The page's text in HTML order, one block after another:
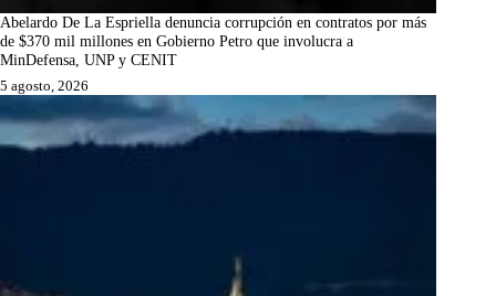
Abelardo De La Espriella denuncia corrupción en contratos por más
de $370 mil millones en Gobierno Petro que involucra a
MinDefensa, UNP y CENIT
5 agosto, 2026